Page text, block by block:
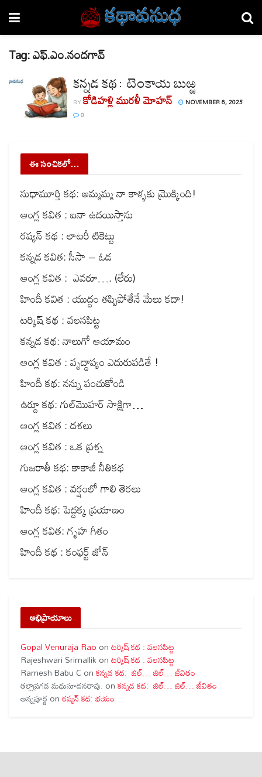
Tag:ఎఫ్.ఎం.నందగావ్
కన్నడ కథ : టెంకాయ బుఱ్ఱ
BY కోడిహళ్లి మురళీ మోహన్
NOVEMBER 6, 2025
0
ఈ సంచికలో…
సుధామూర్తి కథ: అమ్మమ్మ నా కాళ్ళకు మ్రొక్కింది!
ఆంగ్ల కవిత : ఐనా ఉదయిస్తాను
రష్యన్ కథ : లాటరీ టికెట్టు
కన్నడ కవిత: సీసా – ఓడ
ఆంగ్ల కవిత : ఎవరూ…. (లేరు)
హిందీ కవిత : యుద్దం తప్పిపోతేనే మేలు కదా!
టర్కిష్ కథ : వలసపిట్ట
కన్నడ కథ: నాలుగో ఆయామం
ఆంగ్ల కవిత : వృద్ధాప్యం ఎదురుపడితే !
హిందీ కథ: నన్ను పంచుకోండి
ఉర్దూ కథ: గుల్‌మొహర్ సాక్షిగా…
ఆంగ్ల కవిత : దశలు
ఆంగ్ల కవిత : ఒక ప్రశ్న
గుజరాతీ కథ: కాకాజీ నీతికథ
ఆంగ్ల కవిత : వర్షంలో గాలి తెరలు
హిందీ కథ: పెద్దక్క ప్రయాణం
ఆంగ్ల కవిత: గృహ గీతం
హిందీ కథ : కంఫర్ట్ జోన్
అభిప్రాయాలు
Gopal Venuraja Rao onటర్కిష్ కథ : వలసపిట్ట
Rajeshwari Srimallik onటర్కిష్ కథ : వలసపిట్ట
Ramesh Babu C onకన్నడ కథ: జిల్… జిల్… జీవితం
తల్లాప్రగడ మధుసూదనరావు. onకన్నడ కథ: జిల్… జిల్… జీవితం
అన్నపూర్ణ onరష్యన్ కథ: భయం